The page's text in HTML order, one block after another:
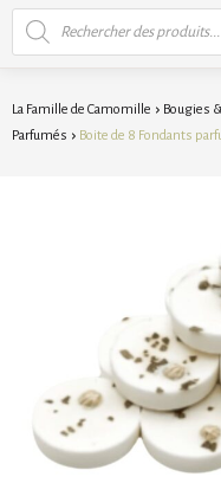
Recherche
de
produits
La Famille de Camomille Bougies
Parfumés
Boite de 8 Fondants